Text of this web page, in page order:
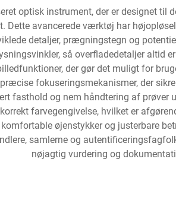
optisk instrument, der er designet
avancerede værktøj har
detaljer, prægningstegn og
så overfladedetaljer
der gør det muligt for
fokuseringsmekanismer, der
fasthold og nem håndtering af prøver
farvegengivelse, hvilket er
øjenstykker og justerbare
samlerne og
nøjagtig vurdering og